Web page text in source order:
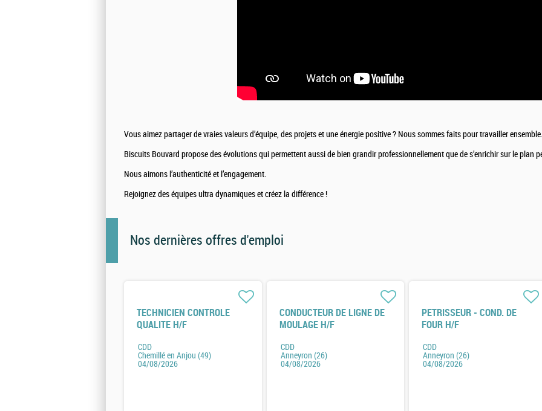
Vous aimez partager de vraies valeurs d’équipe, des projets et une énergie positive ? Nous sommes faits pour travailler ensemble.
Biscuits Bouvard propose des évolutions qui permettent aussi de bien grandir professionnellement que de s’enrichir sur le plan
Nous aimons l’authenticité et l’engagement.
Rejoignez des équipes ultra dynamiques et créez la différence !
Nos dernières offres d'emploi
TECHNICIEN CONTROLE
QUALITE H/F
CDD
Chemillé en Anjou (49)
04/08/2026
CONDUCTEUR DE LIGNE DE
MOULAGE H/F
CDD
Anneyron (26)
04/08/2026
PETRISSEUR - COND. DE
FOUR H/F
CDD
Anneyron (26)
04/08/2026